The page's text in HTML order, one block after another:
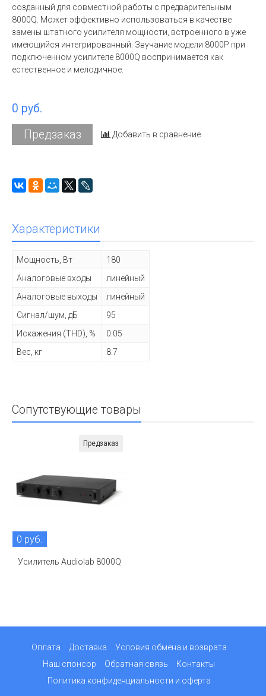
созданный для совместной работы с предварительным
8000Q. Может эффективно использоваться в качестве
замены штатного усилителя мощности, встроенного в уже
имеющийся интегрированный. Звучание модели 8000P при
подключенном усилителе 8000Q воспринимается как
естественное и мелодичное.
0 руб.
Предзаказ
Добавить в сравнение
Характеристики
Мощность, Вт
180
Аналоговые входы
линейный
Аналоговые выходы
линейный
Сигнал/шум, дБ
95
Искажения (THD), %
0.05
Вес, кг
8.7
Сопутствующие товары
Предзаказ
0 руб.
Усилитель Audiolab 8000Q
Оплата Доставка
Условия обмена и возврата
Наш спонсор
Обратная связь
Контакты
Политика конфиденциальности и оферта